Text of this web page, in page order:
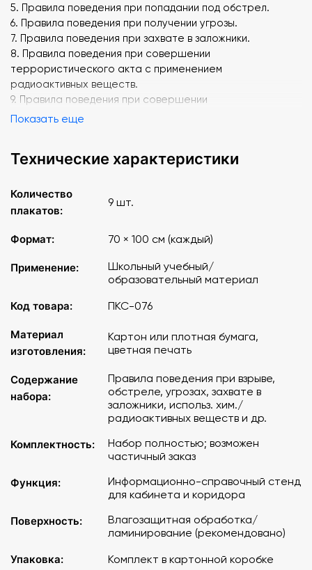
5. Правила поведения при попадании под обстрел.
6. Правила поведения при получении угрозы.
7. Правила поведения при захвате в заложники.
8. Правила поведения при совершении
террористического акта с применением
радиоактивных веществ.
9. Правила поведения при совершении
террористического акта с применением химических
Возможен выборочный заказ стендов из комплекта.
Показать еще
Технические характеристики
Количество
плакатов:
9 шт.
Формат: 70 × 100 см (каждый)
Применение:
Школьный учебный/
образовательный материал
Код товара:
ПКС-076
Материал
изготовления:
Картон или плотная бумага,
цветная печать
Содержание
набора:
Правила поведения при взрыве,
обстреле, угрозах, захвате в
заложники, использ. хим./
радиоактивных веществ и др.
Комплектность:
Набор полностью; возможен
частичный заказ
Функция:
Информационно-справочный стенд
для кабинета и коридора
Поверхность:
Влагозащитная обработка/
ламинирование (рекомендовано)
Упаковка:
Комплект в картонной коробке